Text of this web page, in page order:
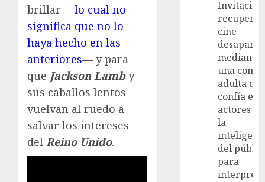
brillar —lo cual no
significa que no lo
haya hecho en las
anteriores— y para
que Jackson Lamby
sus caballos lentos
vuelvan al ruedo a
salvar los intereses
del Reino Unido.
recupera
cine
mediante
una
adulta
confía en
actores y
la
del
para